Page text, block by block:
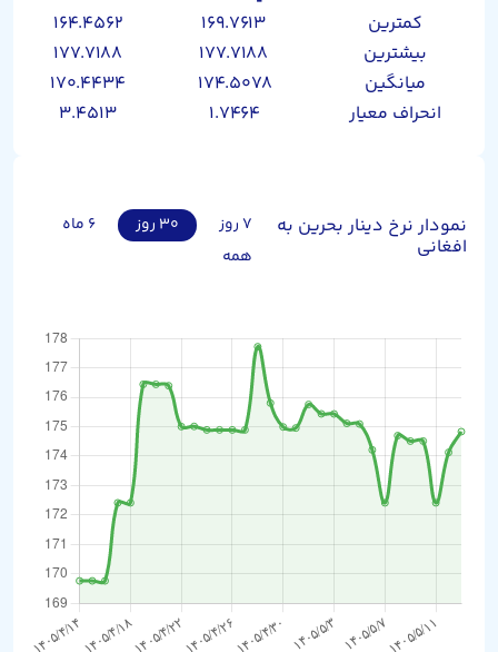
کمترین
۱۶۹.۷۶۱۳
۱۶۴.۴۵۶۲
بیشترین
۱۷۷.۷۱۸۸
۱۷۷.۷۱۸۸
میانگین
۱۷۴.۵۰۷۸
۱۷۰.۴۴۳۴
انحراف معیار
۱.۷۴۶۴ ۳.۴۵۱۳
نمودار نرخ دینار بحرین به
افغانی
۷ روز ۳۰ روز
۶ ماه
همه